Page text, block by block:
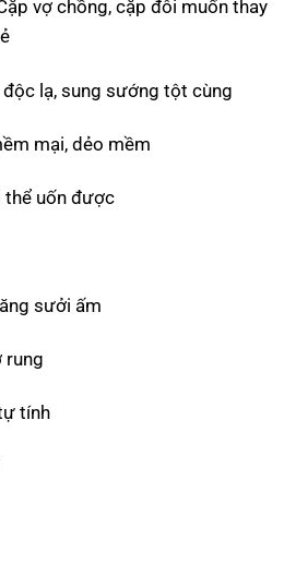
vợ chồng, cặp đôi muốn thay
lạ, sung sướng tột cùng
mại, dẻo mềm
thể uốn được
sưởi ấm
rung
tính